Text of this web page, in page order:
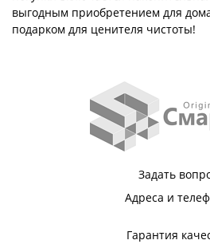
выгодным приобретением для
подарком для ценителя чистоты!
Задать
Адреса и
Гарантия